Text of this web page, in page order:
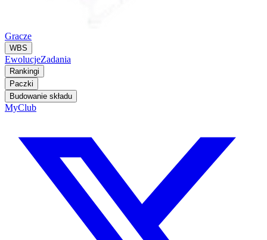
Gracze
WBS
EwolucjeZadania
Rankingi
Paczki
Budowanie składu
MyClub